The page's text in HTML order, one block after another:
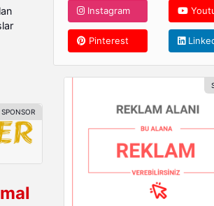
Instagram
Pinterest